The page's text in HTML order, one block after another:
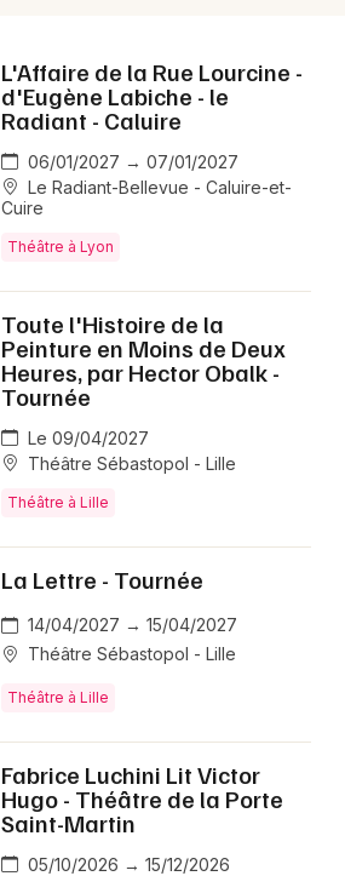
L'Affaire de la Rue Lourcine -
d'Eugène Labiche - le
Radiant - Caluire
06/01/2027 → 07/01/2027
Le Radiant-Bellevue - Caluire-et-
Cuire
Théâtre à Lyon
Toute l'Histoire de la
Peinture en Moins de Deux
Heures, par Hector Obalk -
Tournée
Le 09/04/2027
Théâtre Sébastopol - Lille
Théâtre à Lille
La Lettre - Tournée
14/04/2027 → 15/04/2027
Théâtre Sébastopol - Lille
Théâtre à Lille
Fabrice Luchini Lit Victor
Hugo - Théâtre de la Porte
Saint-Martin
05/10/2026 → 15/12/2026